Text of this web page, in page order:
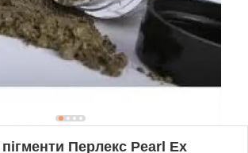
пігменти Перлекс Pearl Ex